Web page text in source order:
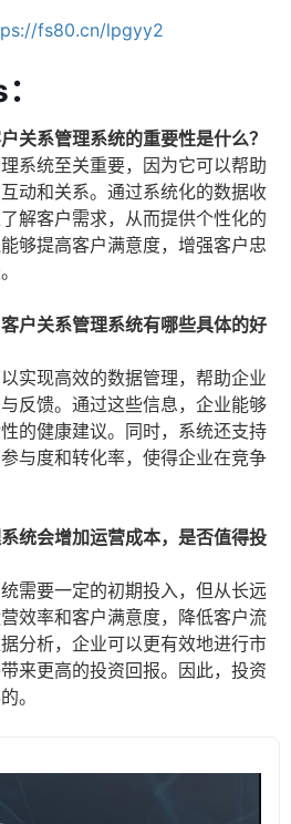
fs80.cn/lpgyy2
关系管理系统的重要性是什么？
系统至关重要，因为它可以帮助
动和关系。通过系统化的数据收
解客户需求，从而提供个性化的
够提高客户满意度，增强客户忠
户关系管理系统有哪些具体的好
实现高效的数据管理，帮助企业
反馈。通过这些信息，企业能够
的健康建议。同时，系统还支持
与度和转化率，使得企业在竞争
统会增加运营成本，是否值得投
需要一定的初期投入，但从长远
效率和客户满意度，降低客户流
分析，企业可以更有效地进行市
来更高的投资回报。因此，投资
。